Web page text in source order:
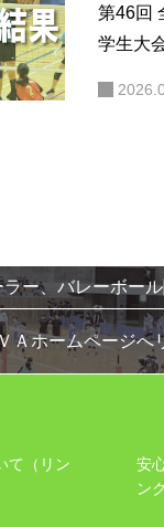
第46回
学生大
ー、バレーボー
Ａホームページへ
て（リン
安
ン